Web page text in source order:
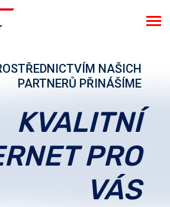
NAŠICH
PARTNERŮ PŘINÁŠÍME
KVALITNÍ
PRO
VÁS